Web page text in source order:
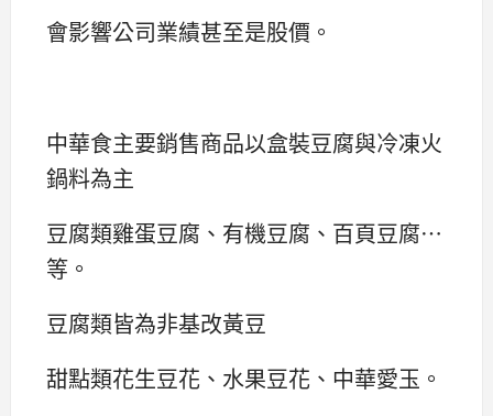
會影響公司業績甚至是股價。
中華食主要銷售商品以盒裝豆腐與冷凍火
鍋料為主
豆腐類雞蛋豆腐、有機豆腐、百頁豆腐…
等。
豆腐類皆為非基改黃豆
甜點類花生豆花、水果豆花、中華愛玉。